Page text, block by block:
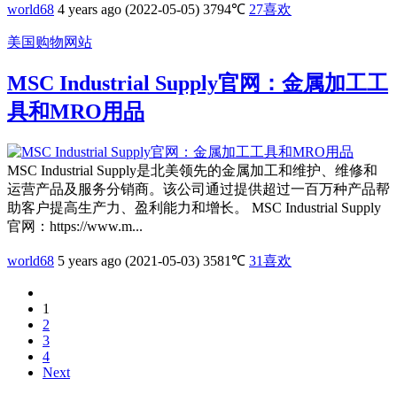
world68 4 years ago (2022-05-05) 3794℃ 27喜欢
美国购物网站
MSC Industrial Supply官网：金属加工工
具和MRO用品
MSC Industrial Supply是北美领先的金属加工和维护、维修和
运营产品及服务分销商。该公司通过提供超过一百万种产品帮
助客户提高生产力、盈利能力和增长。 MSC Industrial Supply
官网：https://www.m...
world68 5 years ago (2021-05-03) 3581℃ 31喜欢
1
2
3
4
Next